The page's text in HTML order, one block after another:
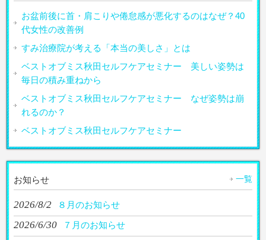
お盆前後に首・肩こりや倦怠感が悪化するのはなぜ？40
代女性の改善例
すみ治療院が考える「本当の美しさ」とは
ベストオブミス秋田セルフケアセミナー 美しい姿勢は
毎日の積み重ねから
ベストオブミス秋田セルフケアセミナー なぜ姿勢は崩
れるのか？
ベストオブミス秋田セルフケアセミナー
お知らせ 一覧
2026/8/2 ８月のお知らせ
2026/6/30 ７月のお知らせ